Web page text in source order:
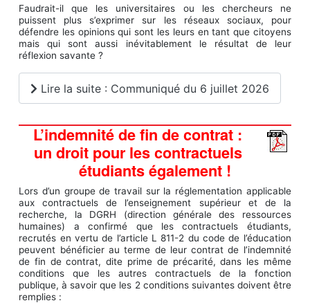
Faudrait-il que les universitaires ou les chercheurs ne
puissent plus s’exprimer sur les réseaux sociaux, pour
défendre les opinions qui sont les leurs en tant que citoyens
mais qui sont aussi inévitablement le résultat de leur
réflexion savante ?
Lire la suite : Communiqué du 6 juillet 2026
L’indemnité de fin de contrat :
un droit pour les contractuels
étudiants également !
Lors d’un groupe de travail sur la réglementation applicable
aux contractuels de l’enseignement supérieur et de la
recherche, la DGRH (direction générale des ressources
humaines) a confirmé que les contractuels étudiants,
recrutés en vertu de l’article L 811-2 du code de l’éducation
peuvent bénéficier au terme de leur contrat de l’indemnité
de fin de contrat, dite prime de précarité, dans les même
conditions que les autres contractuels de la fonction
publique, à savoir que les 2 conditions suivantes doivent être
remplies :